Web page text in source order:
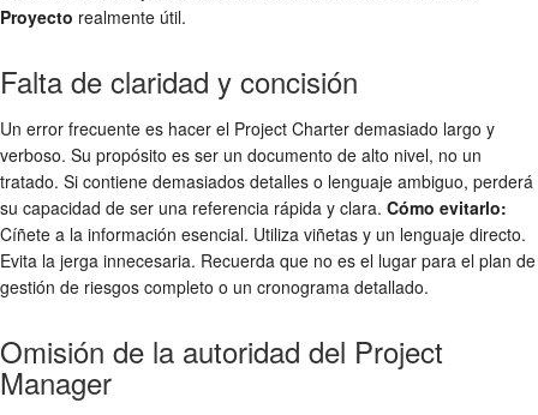
Proyecto realmente útil.
Falta de claridad y concisión
Un error frecuente es hacer el Project Charter demasiado largo y
verboso. Su propósito es ser un documento de alto nivel, no un
tratado. Si contiene demasiados detalles o lenguaje ambiguo, perderá
su capacidad de ser una referencia rápida y clara. Cómo evitarlo:
Cíñete a la información esencial. Utiliza viñetas y un lenguaje directo.
Evita la jerga innecesaria. Recuerda que no es el lugar para el plan de
gestión de riesgos completo o un cronograma detallado.
Omisión de la autoridad del Project
Manager